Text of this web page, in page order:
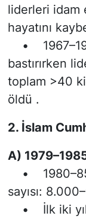
liderleri idam
hayatını
•
bastırırken
toplam >40
öldü .
2. İslam
A)
• 1980–85
sayısı:
• İlk iki yıl